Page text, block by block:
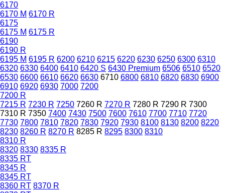
6170
6170 M 6170 R
6175
6175 M 6175 R
6190
6190 R
6195 M 6195 R 6200 6210 6215 6220 6230 6250 6300 6310
6320 6330 6400 6410 6420 S 6430 Premium 6506 6510 6520
6530 6600 6610 6620 6630 6710 6800 6810 6820 6830 6900
6910 6920 6930 7000 7200
7200 R
7215 R 7230 R 7250 7260 R 7270 R 7280 R 7290 R 7300
7310 R 7350 7400 7430 7500 7600 7610 7700 7710 7720
7730 7800 7810 7820 7830 7920 7930 8100 8130 8200 8220
8230 8260 R 8270 R 8285 R 8295 8300 8310
8310 R
8320 8330 8335 R
8335 RT
8345 R
8345 RT
8360 RT 8370 R